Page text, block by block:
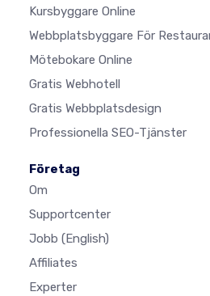
Kursbyggare Online
Webbplatsbyggare För
Mötebokare Online
Gratis Webhotell
Gratis Webbplatsdesign
Professionella SEO-Tjänster
Företag
Om
Supportcenter
Jobb (English)
Affiliates
Experter